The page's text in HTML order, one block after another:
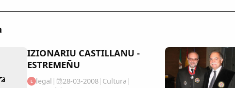
IZIONARIU CASTILLANU -
ESTREMEÑU
L legal | 28-03-2008| Cultura |